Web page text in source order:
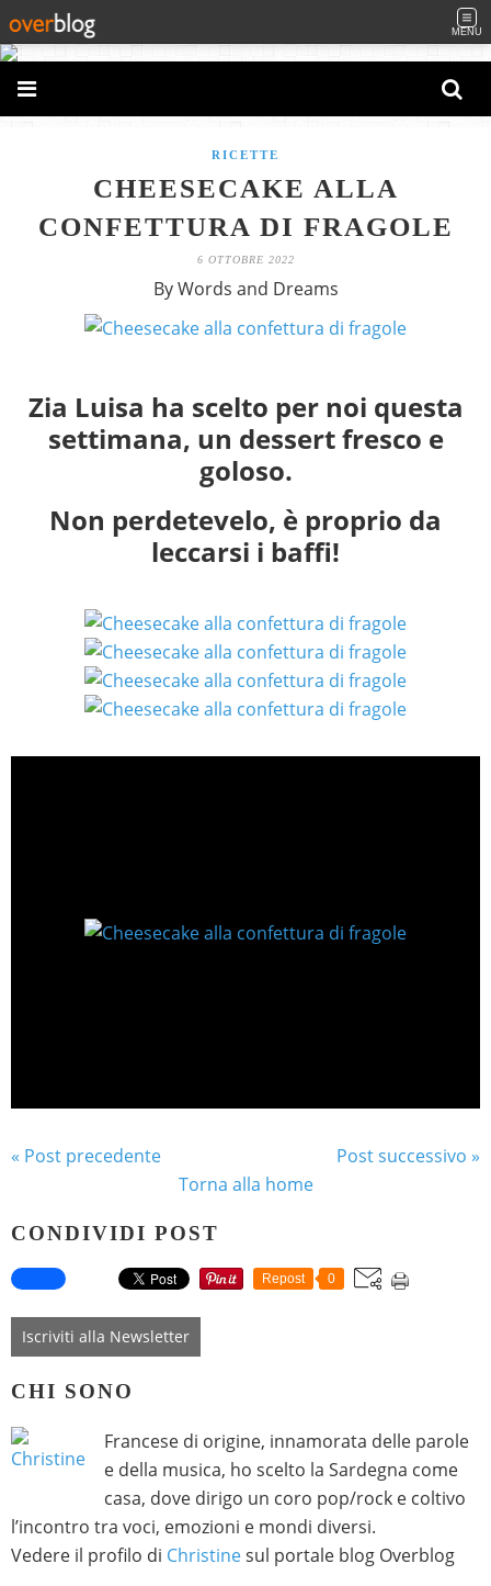
MENU
RICETTE
CHEESECAKE ALLA
CONFETTURA DI FRAGOLE
6 OTTOBRE 2022
By Words and Dreams
Zia Luisa ha scelto per noi questa
settimana, un dessert fresco e
goloso.
Non perdetevelo, è proprio da
leccarsi i baffi!
« Post precedente
Post successivo »
Torna alla home
CONDIVIDI POST
Repost 0
Iscriviti alla Newsletter
CHI SONO
Francese di origine, innamorata delle parole
e della musica, ho scelto la Sardegna come
casa, dove dirigo un coro pop/rock e coltivo
l’incontro tra voci, emozioni e mondi diversi.
Vedere il profilo di Christinesul portale blog Overblog